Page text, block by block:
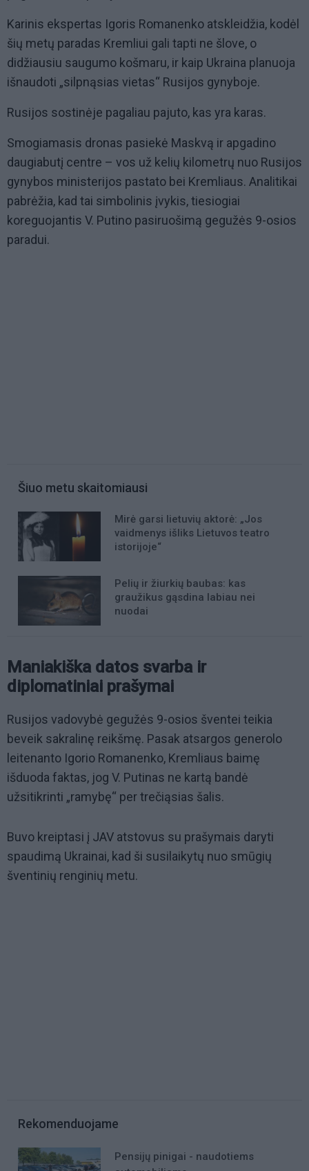
Karinis ekspertas Igoris Romanenko atskleidžia, kodėl
šių metų paradas Kremliui gali tapti ne šlove, o
didžiausiu saugumo košmaru, ir kaip Ukraina planuoja
išnaudoti „silpnąsias vietas“ Rusijos gynyboje.
Rusijos sostinėje pagaliau pajuto, kas yra karas.
Smogiamasis dronas pasiekė Maskvą ir apgadino
daugiabutį centre – vos už kelių kilometrų nuo Rusijos
gynybos ministerijos pastato bei Kremliaus. Analitikai
pabrėžia, kad tai simbolinis įvykis, tiesiogiai
koreguojantis V. Putino pasiruošimą gegužės 9-osios
paradui.
Šiuo metu skaitomiausi
Mirė garsi lietuvių aktorė: „Jos
vaidmenys išliks Lietuvos teatro
istorijoje“
Pelių ir žiurkių baubas: kas
graužikus gąsdina labiau nei
nuodai
Maniakiška datos svarba ir
diplomatiniai prašymai
Rusijos vadovybė gegužės 9-osios šventei teikia
beveik sakralinę reikšmę. Pasak atsargos generolo
leitenanto Igorio Romanenko, Kremliaus baimę
išduoda faktas, jog V. Putinas ne kartą bandė
užsitikrinti „ramybę“ per trečiąsias šalis.
Buvo kreiptasi į JAV atstovus su prašymais daryti
spaudimą Ukrainai, kad ši susilaikytų nuo smūgių
šventinių renginių metu.
Rekomenduojame
Pensijų pinigai - naudotiems